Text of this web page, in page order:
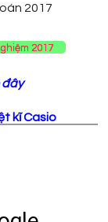
2017
2017
đây
kĩ Casio